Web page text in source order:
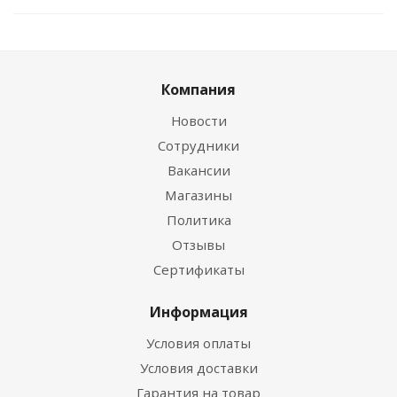
Компания
Новости
Сотрудники
Вакансии
Магазины
Политика
Отзывы
Сертификаты
Информация
Условия оплаты
Условия доставки
Гарантия на товар